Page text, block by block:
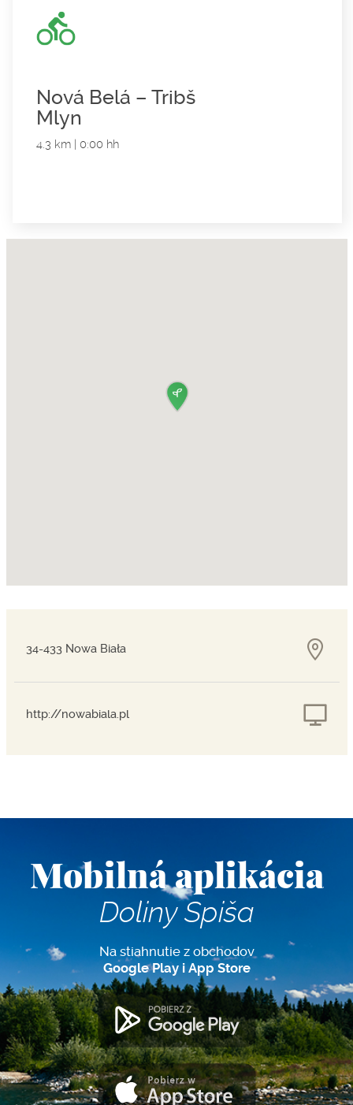
Nová Belá – Tribš
Mlyn
4.3 km | 0:00 hh
34-433 Nowa Biała
http://nowabiala.pl
Mobilná aplikácia
Doliny Spiša
Na stiahnutie z obchodov
Google Play i App Store